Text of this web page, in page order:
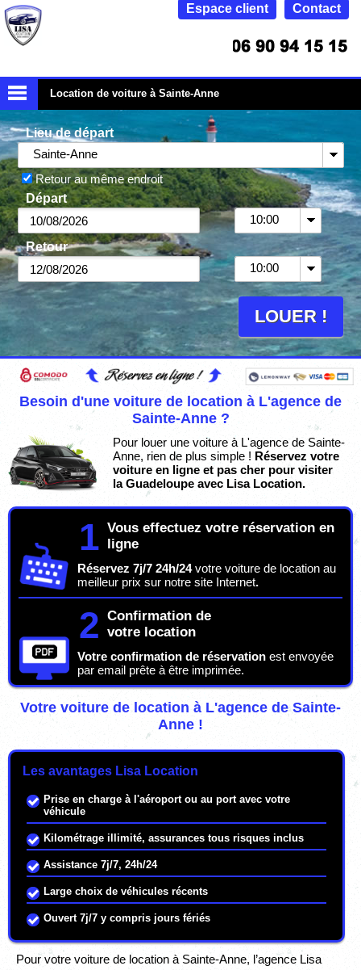
Contact
Espace client
Location de voiture à Sainte-Anne
Lieu de départ
Sainte-Anne
Retour au même endroit
Départ
10:00
Retour
10:00
LOUER !
Besoin d'une voiture de location à L'agence de
Sainte-Anne ?
Pour louer une voiture à L'agence de Sainte-
Anne, rien de plus simple ! Réservez votre
voiture en ligne et pas cher pour visiter
la Guadeloupe avec Lisa Location.
1 Vous effectuez votre réservation en
ligne
Réservez 7j/7 24h/24votre voiture de location au
meilleur prix sur notre site Internet.
2 Confirmation de
votre location
Votre confirmation de réservation est envoyée
par email prête à être imprimée.
Votre voiture de location à L'agence de Sainte-
Anne !
Les avantages Lisa Location
Prise en charge à l'aéroport ou au port avec votre
véhicule
Kilométrage illimité, assurances tous risques inclus
Assistance 7j/7, 24h/24
Large choix de véhicules récents
Ouvert 7j/7 y compris jours fériés
Pour votre voiture de location à Sainte-Anne, l’agence Lisa